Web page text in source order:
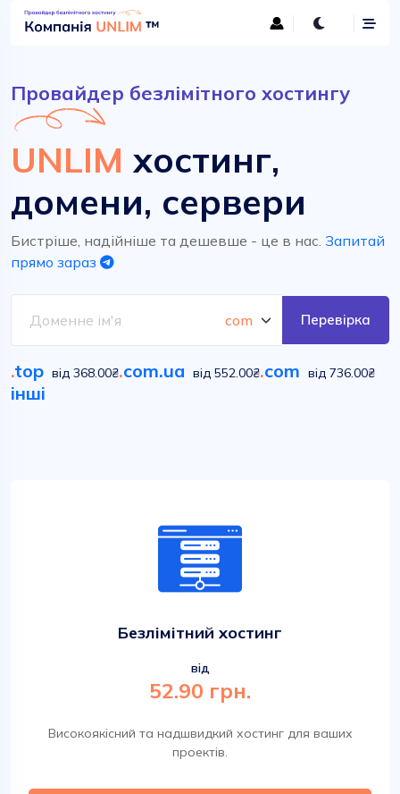
Провайдер безлімітного хостингу
UNLIM хостинг,
домени, сервери
Бистріше, надійніше та дешевше - це в нас. Запитай
прямо зараз
Перевірка
.top від 368.00₴.com.ua від 552.00₴.com від 736.00₴
інші
Безлімітний хостинг
від
52.90 грн.
Високоякісний та надшвидкий хостинг для ваших
проектів.